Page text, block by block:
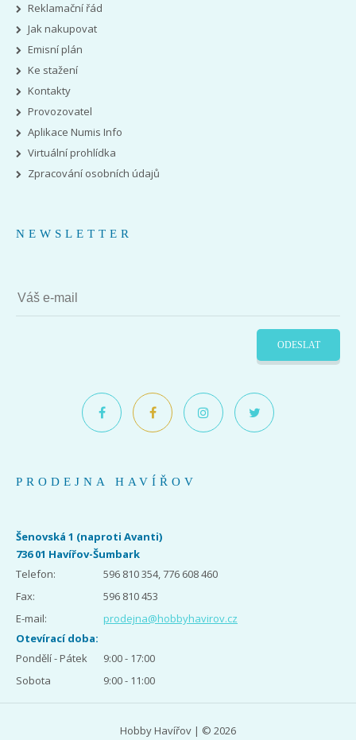
Reklamační řád
Jak nakupovat
Emisní plán
Ke stažení
Kontakty
Provozovatel
Aplikace Numis Info
Virtuální prohlídka
Zpracování osobních údajů
NEWSLETTER
ODESLAT
PRODEJNA HAVÍŘOV
Šenovská 1 (naproti Avanti)
736 01 Havířov-Šumbark
Telefon:
596 810 354, 776 608 460
Fax:
596 810 453
E-mail:
prodejna@hobbyhavirov.cz
Otevírací doba:
Pondělí - Pátek
9:00 - 17:00
Sobota
9:00 - 11:00
Hobby Havířov | © 2026